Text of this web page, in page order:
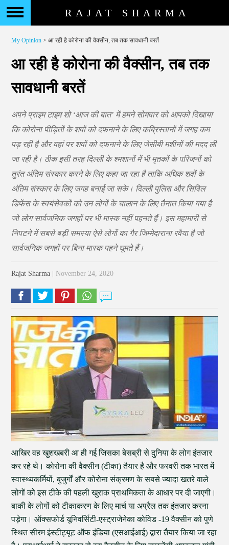
RAJAT SHARMA
My Opinion > आ रही है कोरोना की वैक्सीन, तब तक सावधानी बरतें
आ रही है कोरोना की वैक्सीन, तब तक
सावधानी बरतें
अपने प्राइम टाइम शो ‘आज की बात’ में हमने सोमवार को आपको दिखाया
कि कोरोना पीड़ितों के शवों को दफनाने के लिए कब्रिस्तानों में जगह कम
पड़ रही है और वहां पर शवों को दफनाने के लिए जेसीबी मशीनों की मदद ली
जा रही है। ठीक इसी तरह दिल्ली के श्मशानों में भी मृतकों के परिजनों को
तुरंत अंतिम संस्कार करने के लिए कहा जा रहा है ताकि अधिक शवों के
अंतिम संस्कार के लिए जगह बनाई जा सके। दिल्ली पुलिस और सिविल
डिफेंस के स्वयंसेवकों को उन लोगों के चालान के लिए तैनात किया गया है
जो लोग सार्वजनिक जगहों पर भी मास्क नहीं पहनते हैं। इस महामारी से
निपटने में सबसे बड़ी समस्या ऐसे लोगों का गैर जिम्मेदाराना रवैया है जो
सार्वजनिक जगहों पर बिना मास्क पहने घूमते हैं।
Rajat Sharma | November 24, 2020
आखिर वह खुशखबरी आ ही गई जिसका बेसब्री से दुनिया के लोग इंतजार
कर रहे थे। कोरोना की वैक्सीन (टीका) तैयार है और फरवरी तक भारत में
स्वास्थ्यकर्मियों, बुजुर्गों और कोरोना संक्रमण के सबसे ज्यादा खतरे वाले
लोगों को इस टीके की पहली खुराक प्राथमिकता के आधार पर दी जाएगी।
बाकी के लोगों को टीकाकरण के लिए मार्च या अप्रैल तक इंतजार करना
पड़ेगा। ऑक्सफोर्ड यूनिवर्सिटी-एस्ट्राजेनेका कोविड -19 वैक्सीन को पुणे
स्थित सीरम इंस्टीट्यूट ऑफ इंडिया (एसआईआई) द्वारा तैयार किया जा रहा